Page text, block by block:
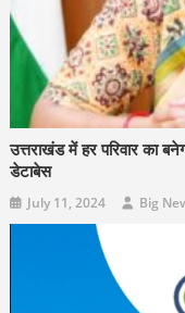
उत्तराखंड में हर परिवार का
डेटाबेस
July 11, 2024 Big